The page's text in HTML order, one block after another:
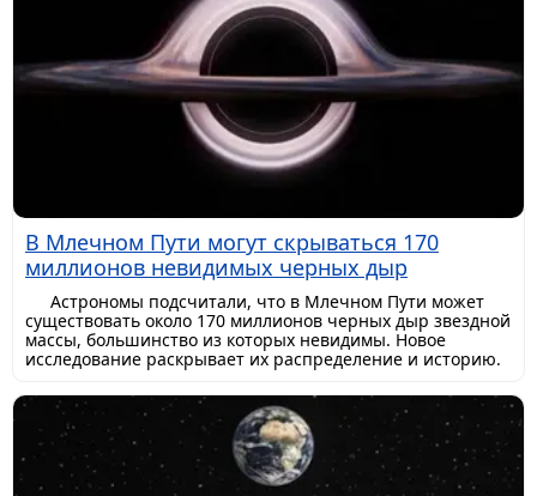
В Млечном Пути могут скрываться 170
миллионов невидимых черных дыр
Астрономы подсчитали, что в Млечном Пути может
существовать около 170 миллионов черных дыр звездной
массы, большинство из которых невидимы. Новое
исследование раскрывает их распределение и историю.